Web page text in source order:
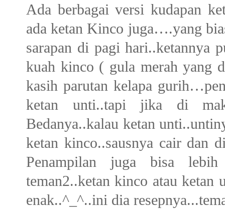
Ada berbagai versi kudapan
ada ketan Kinco juga….yang
sarapan di pagi hari..ketannya
kuah kinco ( gula merah yang
kasih parutan kelapa
ketan unti..tapi jika di
Bedanya..kalau ketan
ketan kinco..sausnya cair dan
Penampilan juga bisa
teman2..ketan kinco atau
enak..^_^..ini dia